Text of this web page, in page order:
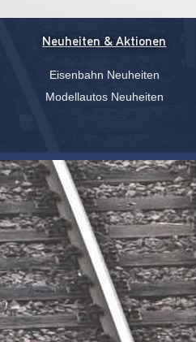
Neuheiten & Aktionen
Eisenbahn Neuheiten
Modellautos Neuheiten